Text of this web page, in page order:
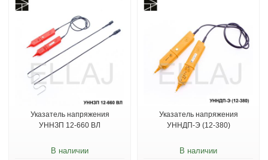
Указатель напряжения
УННЗП 12-660 ВЛ
В наличии
Указатель напряжения
УННДП-Э (12-380)
В наличии